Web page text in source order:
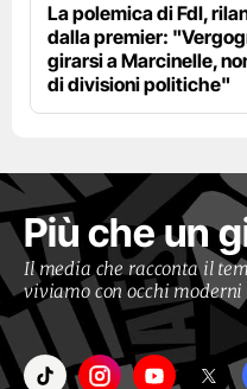
La polemica di FdI,
dalla premier:
girarsi a Marcinelle,
di divisioni politiche"
Più che un
Il media che racconta il
viviamo con occhi moderni